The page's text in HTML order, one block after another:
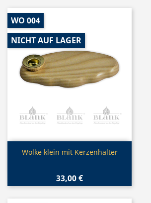
Vorschau
Wolke klein mit Kerzenhalter
33,00 €
WO 004
NICHT AUF LAGER